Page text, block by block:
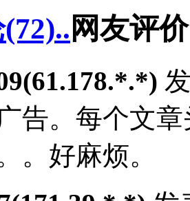
网友评价
告。每个文
。好麻烦。